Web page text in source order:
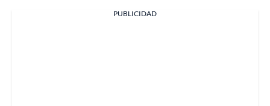
PUBLICIDAD